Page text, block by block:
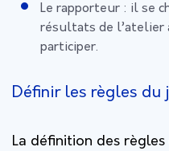
Le rapporteur : il se
résultats de l’atelier
participer.
Définir les règles du
La définition des